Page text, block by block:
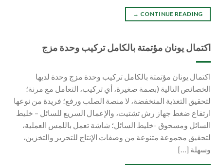
CONTINUE READING
→
اكتمال يونان مؤتمتة بالكامل تركيب وحدة مزج
اكتمال يونان مؤتمتة بالكامل تركيب وحدة مزج وحدة لديها
الخصائص التالية (بصمة صغيرة، أي تركيب، التعامل مع مرنة؛
لتحقيق التغذية المنخفضة، لا منصة الصلب ورفع؛ فريدة من نوعها
ارتفاع ضغط جهاز رش تشتيت، والإعمال السريع للسائل – خليط
السائل ومسحوق -خليط السائل؛ شاشة تعمل باللمس العملية،
لتحقيق مجموعة متنوعة من وصفات الإنتاج للتحرير والتخزين،
وسهلة […]